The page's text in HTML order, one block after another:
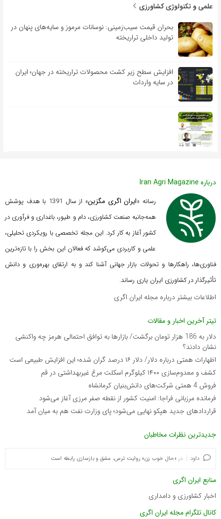
علمی و تکنولوژی کشاورزی
بحران قیمت سیب‌زمینی: نوسانات مرموز و سایه‌های پنهان در
تولید داخلی تراریخته
افزایش سطح زیر کشت محصولات تراریخته در جهان؛ ایران
در سایه واردات
درباره Iran Agri Magazine
رسانه «ایران اگری مگزین
» از سال 1391 با هدف پوشش
همه‌جانبه صنعت کشاورزی، دام و طیور، باغداری و فرآوری در
کشور آغاز به کار کرد. این مجله تخصصی با رویکردی تحلیلی،
علمی و کاربردی می‌کوشد که فعالان این بخش را با تازه‌ترین
فناوری‌ها، راهکارها و تحولات بازار جهانی آشنا کند و به ارتقای بهره‌وری و دانش
تأثیرگذار در کشاورزی ایران یاری رساند.
اطلاعات بیشتر درباره مجله ایران اگری
تیتر آخرین اخبار و مقالات
دلار به 186 هزار تومان برگشت/ بازارها به توافق احتمالی هرمز چه واکنشی
نشان دادند؟
اظهارات همتی درباره دلار/ دلار ۱۶ درصد گران شده؛ این افزایش طبیعی است
کشف و معدوم‌سازی ۱۴۰۰ کیلوگرم اسکلت مرغ غیربهداشتی در قم
فروش 4 همتی شرکت‌های دانش‌بنیان کرمانشاه
فرمانده مرزبانی فراجا: امنیت کشور از نقطه صفر مرزی آغاز می‌شود
قراردادهای جدید هپکو نهایی می‌شود؛ پای وزارت نفت هم به میان آمد
جدیدترین نظرات مخاطبان
داود در «حال خوب زن» روایت ترس، عشق و بازسازی رابطه است
منابع ایران اگری
اخبار کشاورزی و دامداری
کانال تلگرام مجله ایران اگری